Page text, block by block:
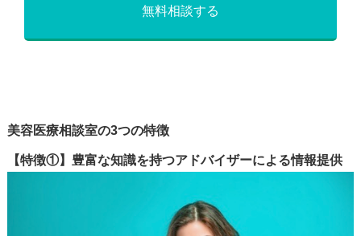
無料相談する
美容医療相談室の3つの特徴
【特徴①】豊富な知識を持つアドバイザーによる情報提供